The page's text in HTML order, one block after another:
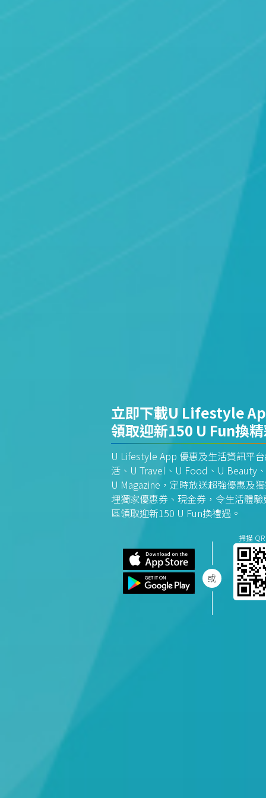
立即下載U Lifestyle
領取迎新150 U Fun換
U Lifestyle App 優惠及生活資訊平
活、U Travel、U Food、U Beauty
U Magazine，定時放送超強優惠及
埋獨家優惠券、現金券，令生活體
區領取迎新150 U Fun換禮遇。
掃描